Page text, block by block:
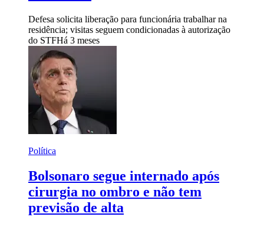
Defesa solicita liberação para funcionária trabalhar na
residência; visitas seguem condicionadas à autorização
do STFHá 3 meses
Política
Bolsonaro segue internado após
cirurgia no ombro e não tem
previsão de alta